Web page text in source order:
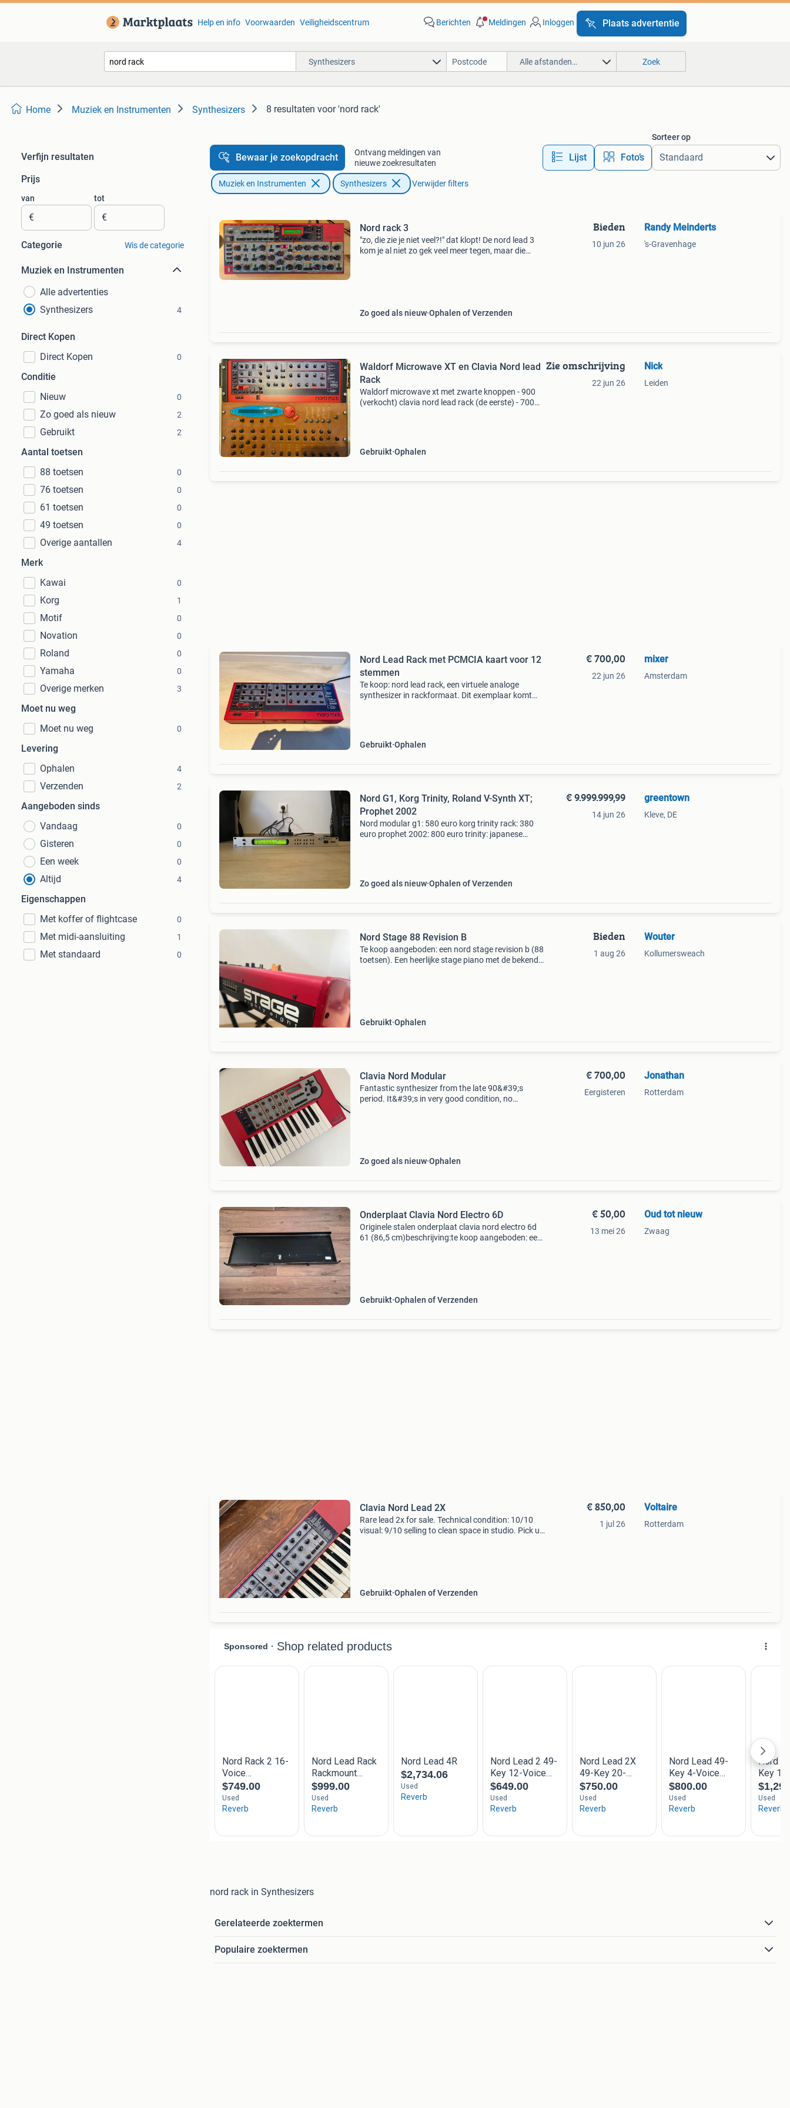
Help en info Voorwaarden Veiligheidscentrum Berichten Meldingen Inloggen Plaats advertentie
Synthesizers Alle afstanden… Zoek
Home Muziek en Instrumenten Synthesizers 8 resultaten voor 'nord rack'
Verfijn resultaten
Prijs
van
€
tot
€
Categorie Wis de categorie
Muziek en Instrumenten
Alle advertenties
Synthesizers
4
Direct Kopen
Direct Kopen
0
Conditie
Nieuw
0
Zo goed als nieuw 2
Gebruikt 2
Aantal toetsen
88 toetsen
0
76 toetsen 0
61 toetsen 0
49 toetsen 0
Overige aantallen 4
Merk
Kawai
0
Korg 1
Motif 0
Novation 0
Roland 0
Yamaha 0
Overige merken 3
Moet nu weg
Moet nu weg
0
Levering
Ophalen
4
Verzenden 2
Aangeboden sinds
Vandaag
0
Gisteren 0
Een week 0
Altijd 4
Eigenschappen
Met koffer of flightcase
0
Met midi-aansluiting 1
Met standaard 0
Bewaar je zoekopdracht
Ontvang meldingen van
nieuwe zoekresultaten
Lijst Foto’s
Sorteer op
Muziek en Instrumenten Synthesizers Verwijder filters
Nord rack 3
"zo, die zie je niet veel?!" dat klopt! De nord lead 3
kom je al niet zo gek veel meer tegen, maar die
Zo goed als nieuw Ophalen of Verzenden
Bieden
10 jun 26
Randy Meinderts
's-Gravenhage
Waldorf Microwave XT en Clavia Nord lead
Rack
Waldorf microwave xt met zwarte knoppen - 900
(verkocht) clavia nord lead rack (de eerste) - 700
Gebruikt Ophalen
Zie omschrijving
22 jun 26
Nick
Leiden
Nord Lead Rack met PCMCIA kaart voor 12
stemmen
Te koop: nord lead rack, een virtuele analoge
synthesizer in rackformaat. Dit exemplaar komt
Gebruikt Ophalen
€ 700,00
22 jun 26
mixer
Amsterdam
Nord G1, Korg Trinity, Roland V-Synth XT;
Prophet 2002
Nord modular g1: 580 euro korg trinity rack: 380
euro prophet 2002: 800 euro trinity: japanese
Zo goed als nieuw Ophalen of Verzenden
€ 9.999.999,99
14 jun 26
greentown
Kleve, DE
Nord Stage 88 Revision B
Te koop aangeboden: een nord stage revision b (88
toetsen). Een heerlijke stage piano met de bekende
Gebruikt Ophalen
Bieden
1 aug 26
Wouter
Kollumersweach
Clavia Nord Modular
Fantastic synthesizer from the late 90&#39;s
period. It&#39;s in very good condition, no
Zo goed als nieuw Ophalen
€ 700,00
Eergisteren
Jonathan
Rotterdam
Onderplaat Clavia Nord Electro 6D
Originele stalen onderplaat clavia nord electro 6d
61 (86,5 cm)beschrijving:te koop aangeboden: een
Gebruikt Ophalen of Verzenden
€ 50,00
13 mei 26
Oud tot nieuw
Zwaag
Clavia Nord Lead 2X
Rare lead 2x for sale. Technical condition: 10/10
visual: 9/10 selling to clean space in studio. Pick up
Gebruikt Ophalen of Verzenden
€ 850,00
1 jul 26
Voltaire
Rotterdam
nord rack in Synthesizers
Gerelateerde zoektermen
Populaire zoektermen